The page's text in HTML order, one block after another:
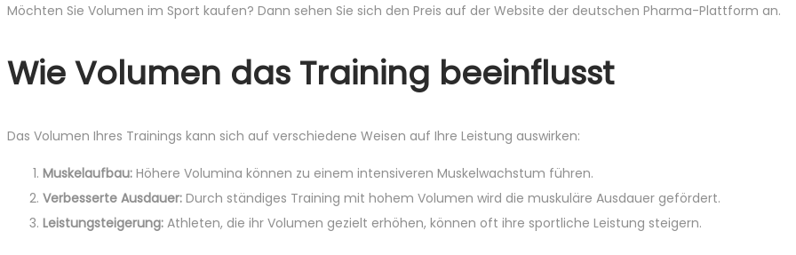
Möchten Sie Volumen im Sport kaufen? Dann sehen Sie sich den Preis auf der Website der deutschen Pharma-Plattform an.
Wie Volumen das Training beeinflusst
Das Volumen Ihres Trainings kann sich auf verschiedene Weisen auf Ihre Leistung auswirken:
Muskelaufbau: Höhere Volumina können zu einem intensiveren Muskelwachstum führen.
Verbesserte Ausdauer: Durch ständiges Training mit hohem Volumen wird die muskuläre Ausdauer gefördert.
Leistungsteigerung: Athleten, die ihr Volumen gezielt erhöhen, können oft ihre sportliche Leistung steigern.